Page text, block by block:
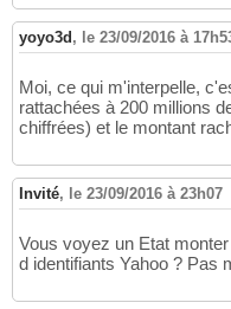
yoyo3d , le 23/09/2016 à
Moi, ce qui m'interpelle,
rattachées à 200 millions
chiffrées) et le montant
Invité, le 23/09/2016 à 23h07
Vous voyez un Etat
d identifiants Yahoo ? Pas